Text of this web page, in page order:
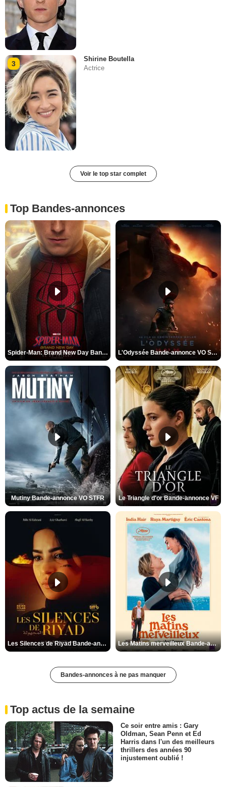
3
Shirine Boutella
Actrice
Voir le top star complet
Top Bandes-annonces
Spider-Man: Brand New Day Bande-annonce VO STFR L'Odyssée Bande-annonce VO STFR
Mutiny Bande-annonce VO STFR Le Triangle d'or Bande-annonce VF
Les Silences de Riyad Bande-annonce VO STFR Les Matins merveilleux Bande-annonce VF
Bandes-annonces à ne pas manquer
Top actus de la semaine
Ce soir entre amis : Gary
Oldman, Sean Penn et Ed
Harris dans l'un des meilleurs
thrillers des années 90
injustement oublié !